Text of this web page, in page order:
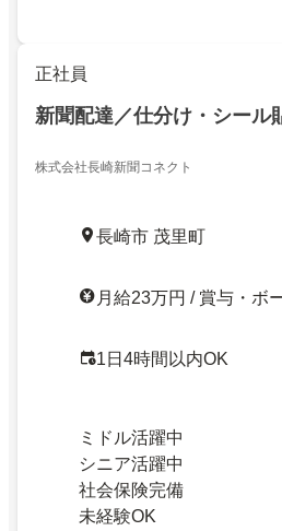
正社員
新聞配達／仕分け・シール
株式会社長崎新聞コネクト
長崎市 茂里町
月給23万円 / 賞与・ボ
1日4時間以内OK
ミドル活躍中
シニア活躍中
社会保険完備
未経験OK